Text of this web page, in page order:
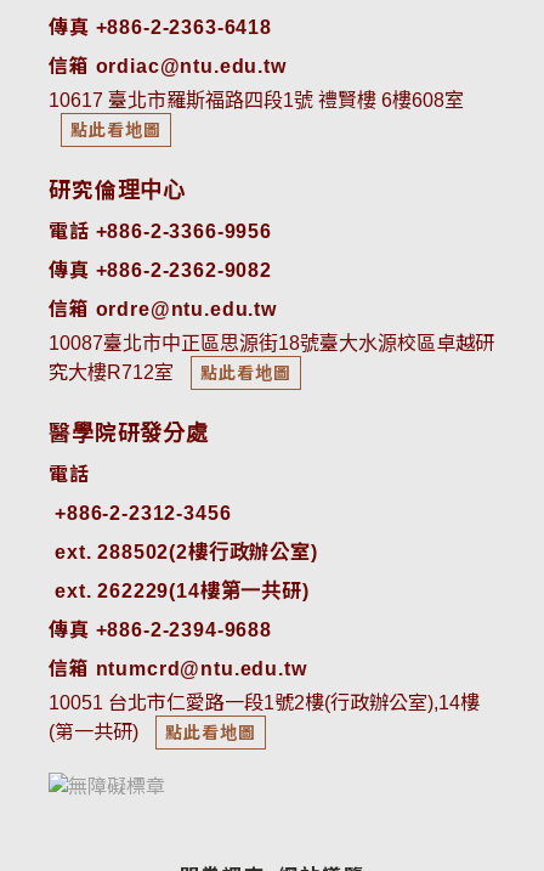
傳真 +886-2-2363-6418
信箱 ordiac@ntu.edu.tw
10617 臺北市羅斯福路四段1號 禮賢樓 6樓608室
點此看地圖
研究倫理中心
電話 +886-2-3366-9956
傳真 +886-2-2362-9082
信箱 ordre@ntu.edu.tw
10087臺北市中正區思源街18號臺大水源校區卓越研
究大樓R712室
點此看地圖
醫學院研發分處
電話
ext. 288502(2樓行政辦公室)
ext. 262229(14樓第一共研)
傳真 +886-2-2394-9688
信箱 ntumcrd@ntu.edu.tw
10051 台北市仁愛路一段1號2樓(行政辦公室),14樓
(第一共研)
點此看地圖